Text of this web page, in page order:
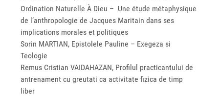
Ordination Naturelle À Dieu – Une étude métaphysique
de l’anthropologie de Jacques Maritain dans ses
implications morales et politiques
Sorin MARTIAN, Epistolele Pauline – Exegeza si
Teologie
Remus Cristian VAIDAHAZAN, Profilul practicantului de
antrenament cu greutati ca activitate fizica de timp
liber